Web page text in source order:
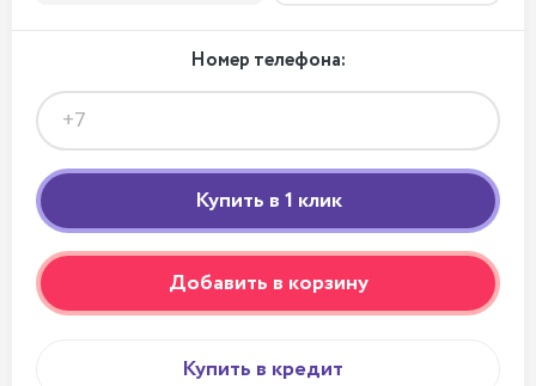
Номер телефона:
Добавить в корзину
Купить в кредит